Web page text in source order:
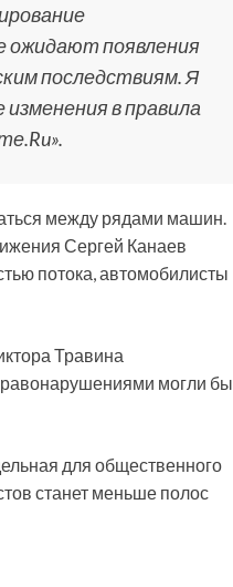
ожидают появления
последствиям. Я
в правила
между рядами машин.
Сергей Канаев
потока, автомобилисты
Травина
могли бы
для общественного
станет меньше полос